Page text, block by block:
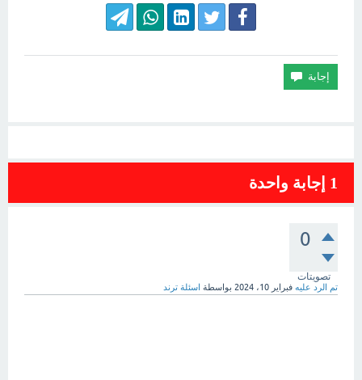
1 إجابة واحدة
0
تصويتات
تم الرد عليه فبراير 10، 2024 بواسطة اسئلة ترند